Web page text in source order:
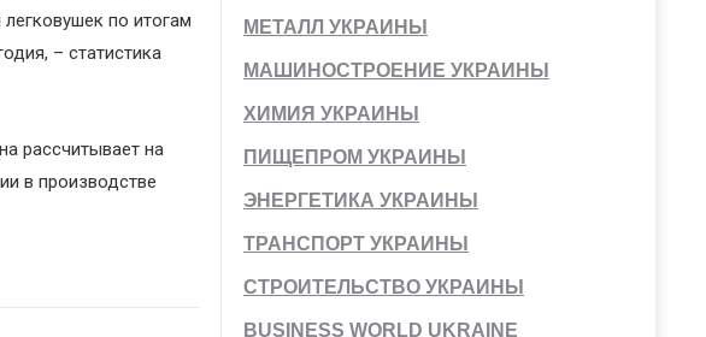
по итогам
– статистика
рассчитывает на
в производстве
МЕТАЛЛ УКРАИНЫ
МАШИНОСТРОЕНИЕ УКРАИНЫ
ХИМИЯ УКРАИНЫ
ПИЩЕПРОМ УКРАИНЫ
ЭНЕРГЕТИКА УКРАИНЫ
ТРАНСПОРТ УКРАИНЫ
СТРОИТЕЛЬСТВО УКРАИНЫ
BUSINESS WORLD UKRAINE